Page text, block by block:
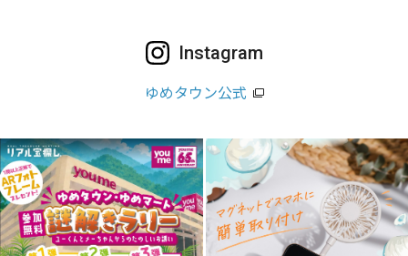
Instagram
ゆめタウン公式